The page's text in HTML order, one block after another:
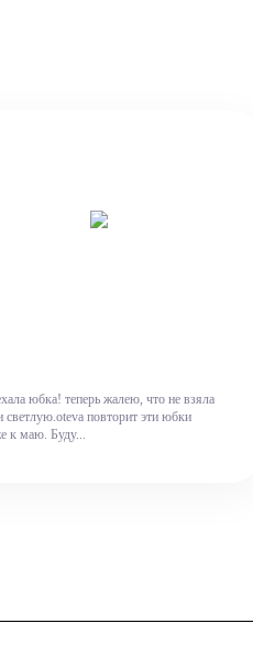
юбка! теперь жалею, что не взяла
светлую.oteva повторит эти юбки
к маю. Буду...